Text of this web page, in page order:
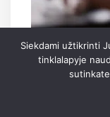
Jau
Siekdami užtikrinti
tinklalapyje